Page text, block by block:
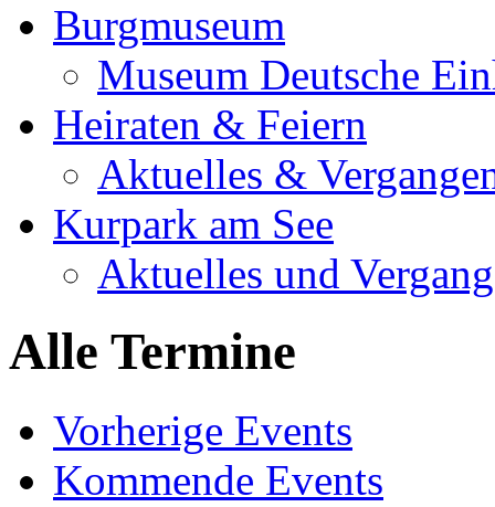
Burgmuseum
Museum Deutsche
Heiraten & Feiern
Aktuelles &
Kurpark am See
Aktuelles und
Alle Termine
Vorherige Events
Kommende Events